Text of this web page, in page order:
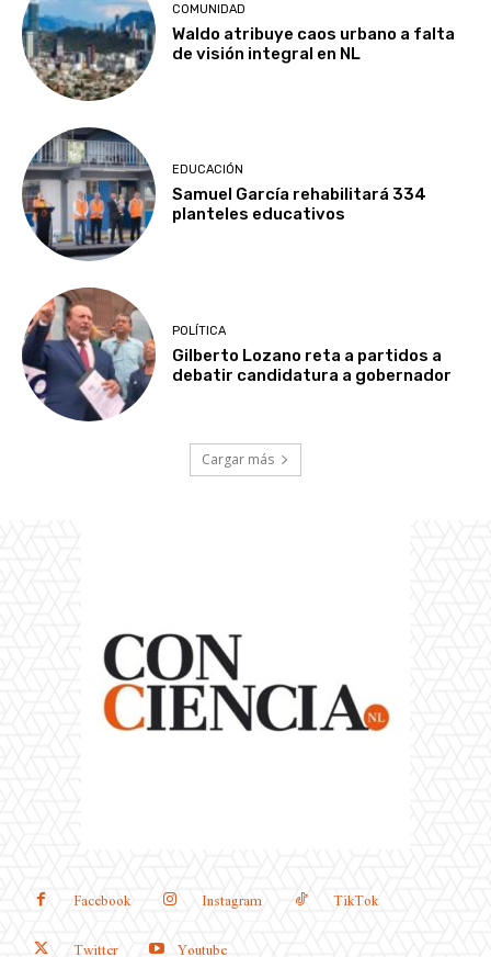
COMUNIDAD
Waldo atribuye caos urbano a falta
de visión integral en NL
EDUCACIÓN
Samuel García rehabilitará 334
planteles educativos
POLÍTICA
Gilberto Lozano reta a partidos a
debatir candidatura a gobernador
Cargar más
Facebook Instagram
TikTok
Twitter
Youtube